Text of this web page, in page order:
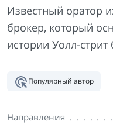
Известный оратор
брокер, который
истории Уолл-
Популярный автор
Направления